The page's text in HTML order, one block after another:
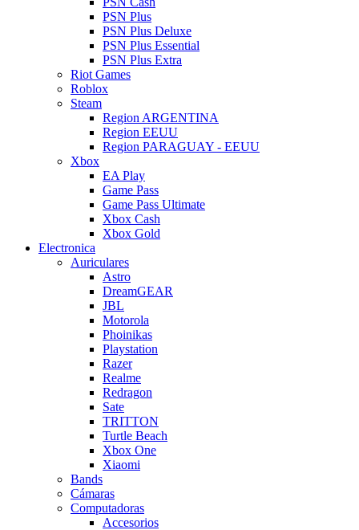
PSN Plus
PSN Plus Deluxe
PSN Plus Essential
PSN Plus Extra
Riot Games
Roblox
Steam
Region ARGENTINA
Region EEUU
Region PARAGUAY - EEUU
Xbox
EA Play
Game Pass
Game Pass Ultimate
Xbox Cash
Xbox Gold
Electronica
Auriculares
Astro
DreamGEAR
JBL
Motorola
Phoinikas
Playstation
Razer
Realme
Redragon
Sate
TRITTON
Turtle Beach
Xbox One
Xiaomi
Bands
Cámaras
Computadoras
Accesorios